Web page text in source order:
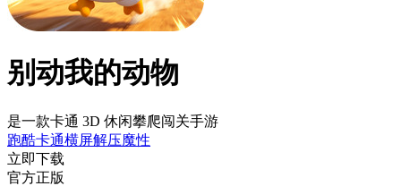
别动我的动物
是一款卡通 3D 休闲攀爬闯关手游
跑酷卡通横屏解压魔性
立即下载
官方正版